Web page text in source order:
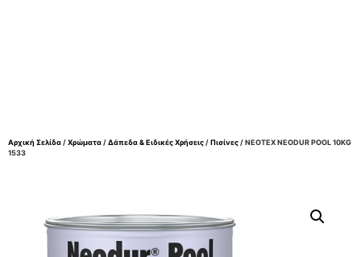
Αρχική Σελίδα/Χρώματα/Δάπεδα & Ειδικές Χρήσεις/Πισίνες/ NEOTEX NEODUR POOL 10KG
1533